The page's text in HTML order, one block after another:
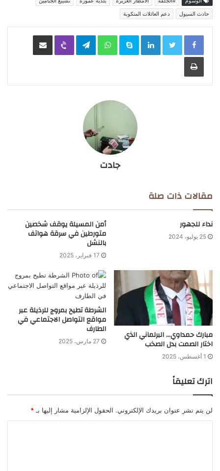
حادث السيول
دعم العائلات المنكوبة
LinkedIn
Skype
WhatsApp
Telegram
Viber مشاركة عبر البريد
طباعة
جادت
مقالات ذات صلة
نداء للجهور
25 يوليو، 2024
أمن المسيلة يوقف شخصين
متورطين في سرقة هواتف
بالنشل
17 فبراير، 2025
مبارك حمداوي… البرلماني الذي
اختار الصمت بدل الصخب
1 أغسطس، 2025
الشرطة تطيح بمروج للرذيلة عبر
مواقع التواصل الاجتماعي في
الطارف
27 مارس، 2025
اترك تعليقاً
لن يتم نشر عنوان بريدك الإلكتروني. الحقول الإلزامية مشار إليها بـ *